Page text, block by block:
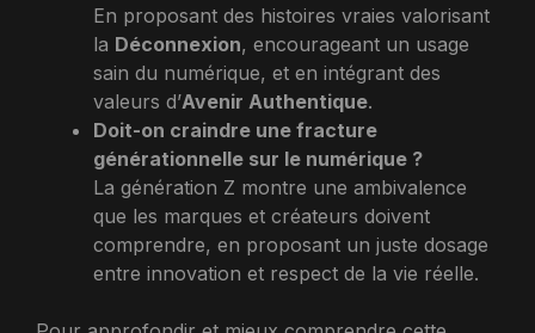
En proposant des histoires vraies valorisant
la Déconnexion, encourageant un usage
sain du numérique, et en intégrant des
valeurs d’Avenir Authentique.
Doit-on craindre une fracture
générationnelle sur le numérique ?
La génération Z montre une ambivalence
que les marques et créateurs doivent
comprendre, en proposant un juste dosage
entre innovation et respect de la vie réelle.